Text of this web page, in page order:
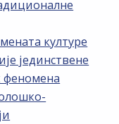
културе
јединствене
феномена